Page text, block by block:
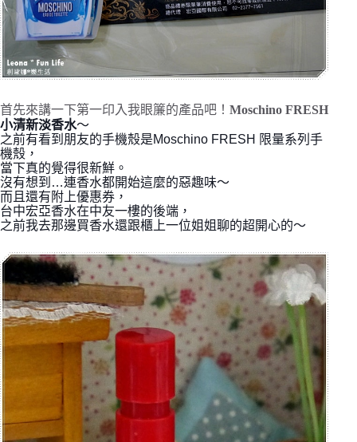
首先來講一下第一印入我眼簾的產品吧！ Moschino FRESH
小清新淡香水～
之前有看到朋友的手機殼是Moschino FRESH 限量系列手
機殼，
當下真的覺得很新鮮。
沒有想到…連香水都開始這麼的惡趣味～
而且還有附上優惠券，
台中宏亞香水在中友一樓的後端，
之前我去那邊買香水還跟櫃上一位姐姐聊的超開心的～